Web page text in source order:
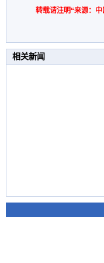
转载请注明“来源：中
相关新闻